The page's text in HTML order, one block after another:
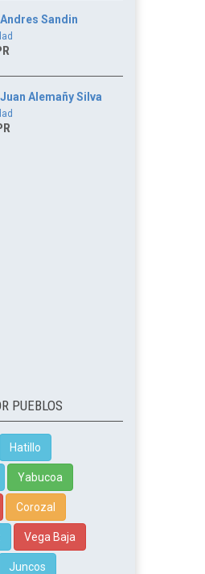
Sandin
Alemañy Silva
PUEBLOS
Hatillo
Yabucoa
Corozal
Vega Baja
Juncos